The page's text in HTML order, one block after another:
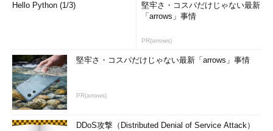
Hello Python (1/3)
堅牢さ・コスパだけじゃない最新
「arrows」事情
PR(arrows)
堅牢さ・コスパだけじゃない最新「arrows」事情
PR(arrows)
DDoS攻撃（Distributed Denial of Service Attack）